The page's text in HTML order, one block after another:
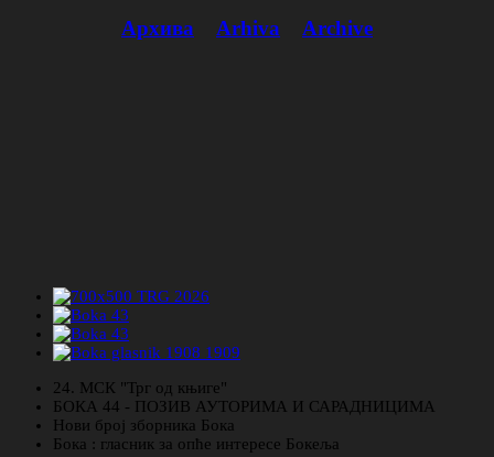
Архива Arhiva Archive
24. МСК "Трг од књиге"
БОКА 44 - ПОЗИВ АУТОРИМА И САРАДНИЦИМА
Нови број зборника Бока
Бока : гласник за опће интересе Бокеља